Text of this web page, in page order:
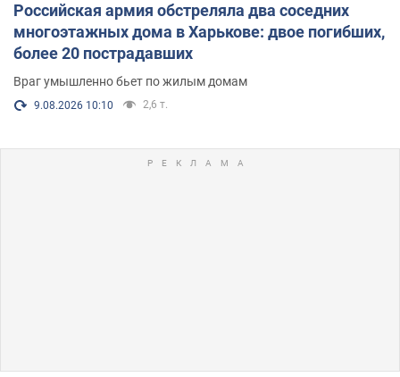
Российская армия обстреляла два соседних
многоэтажных дома в Харькове: двое погибших,
более 20 пострадавших
Враг умышленно бьет по жилым домам
9.08.2026 10:10 2,6 т.